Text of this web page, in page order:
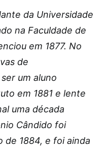
da Universidade
na Faculdade de
em 1877. No
de
um aluno
em 1881 e lente
uma década
Cândido foi
de 1884, e foi ainda